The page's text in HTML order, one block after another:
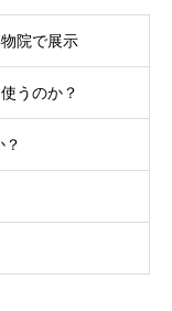
院で展示
うのか？